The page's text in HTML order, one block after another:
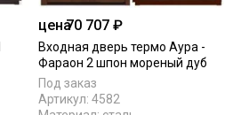
цена70 707 ₽
Входная дверь термо Аура -
Фараон 2 шпон мореный дуб
Под заказ
Артикул: 4582